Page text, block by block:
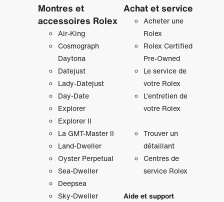
Montres et
accessoires Rolex
Air‑King
Cosmograph
Daytona
Datejust
Lady‑Datejust
Day‑Date
Explorer
Explorer II
La GMT‑Master II
Land-Dweller
Oyster Perpetual
Sea-Dweller
Deepsea
Sky‑Dweller
Achat et service
Acheter une
Rolex
Rolex Certified
Pre-Owned
Le service de
votre Rolex
L’entretien de
votre Rolex
Trouver un
détaillant
Centres de
service Rolex
Aide et support